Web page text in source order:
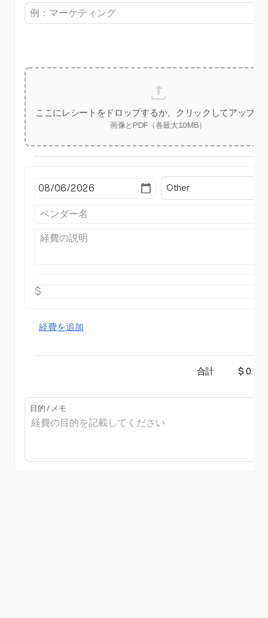
ここにレシートをドロップするか、クリックしてアップロ
画像とPDF（各最大10MB）
Other
$
経費を追加
合計 $ 0.00
目的 / メモ